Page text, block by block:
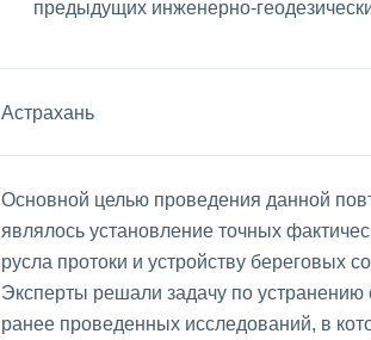
предыдущих инженерно-
Астрахань
Основной целью проведения данной
являлось установление точных
русла протоки и устройству береговых
Эксперты решали задачу по
ранее проведенных исследований, в